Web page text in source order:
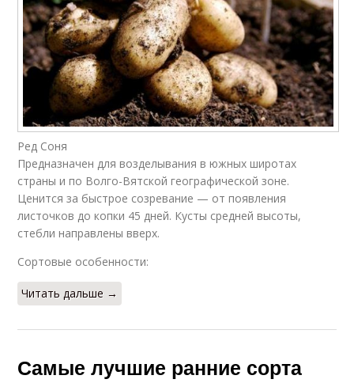
Ред Соня
Предназначен для возделывания в южных широтах
страны и по Волго-Вятской географической зоне.
Ценится за быстрое созревание — от появления
листочков до копки 45 дней. Кусты средней высоты,
стебли направлены вверх.
Сортовые особенности:
Читать дальше →
Самые лучшие ранние сорта